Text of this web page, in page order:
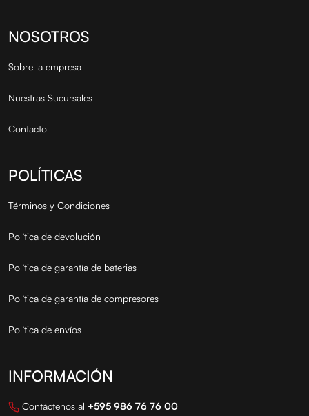
NOSOTROS
Sobre la empresa
Nuestras Sucursales
Contacto
POLÍTICAS
Términos y Condiciones
Política de devolución
Política de garantía de baterias
Política de garantía de compresores
Política de envíos
INFORMACIÓN
Contáctenos al +595 986 76 76 00